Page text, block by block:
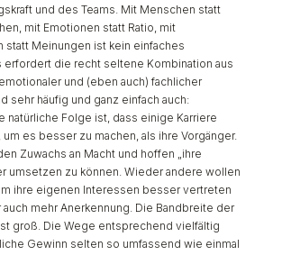
und des Teams. Mit Menschen statt
mit Emotionen statt Ratio, mit
statt Meinungen ist kein einfaches
erfordert die recht seltene Kombination aus
und (eben auch) fachlicher
sehr häufig und ganz einfach auch:
natürliche Folge ist, dass einige Karriere
es besser zu machen, als ihre Vorgänger.
Zuwachs an Macht und hoffen „ihre
umsetzen zu können. Wieder andere wollen
ihre eigenen Interessen besser vertreten
mehr Anerkennung. Die Bandbreite der
groß. Die Wege entsprechend vielfältig
Gewinn selten so umfassend wie einmal